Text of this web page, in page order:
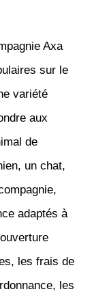
Axa
sur le
variété
aux
de
un chat,
adaptés à
les frais de
les